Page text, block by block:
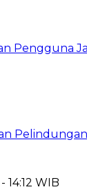
Pengguna
Pelindungan
14:12 WIB